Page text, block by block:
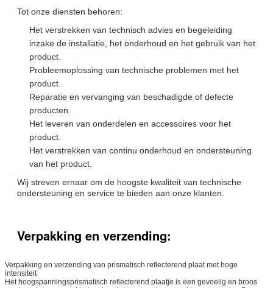
Tot onze diensten behoren:
Het verstrekken van technisch advies en begeleiding
inzake de installatie, het onderhoud en het gebruik van het
product.
Probleemoplossing van technische problemen met het
product.
Reparatie en vervanging van beschadigde of defecte
producten.
Het leveren van onderdelen en accessoires voor het
product.
Het verstrekken van continu onderhoud en ondersteuning
van het product.
Wij streven ernaar om de hoogste kwaliteit van technische
ondersteuning en service te bieden aan onze klanten.
Verpakking en verzending:
Verpakking en verzending van prismatisch reflecterend plaat met hoge
intensiteit
Het hoogspanningsprismatisch reflecterend plaatje is een gevoelig en broos